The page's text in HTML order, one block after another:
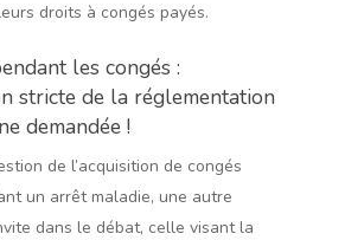
droits à congés payés.
les congés :
stricte de la réglementation
demandée !
de l’acquisition de congés
un arrêt maladie, une autre
dans le débat, celle visant la